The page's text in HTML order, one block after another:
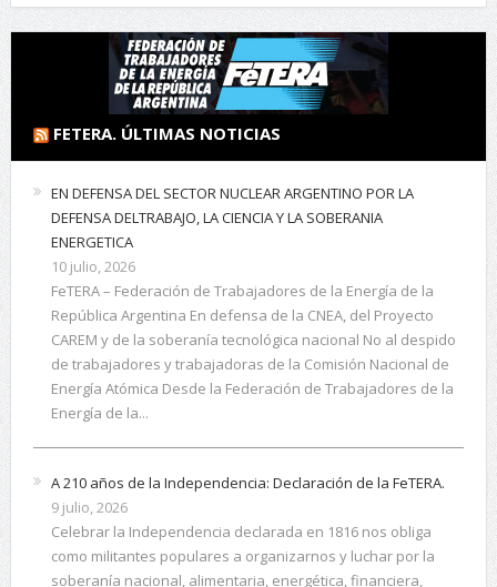
FETERA. ÚLTIMAS NOTICIAS
EN DEFENSA DEL SECTOR NUCLEAR ARGENTINO POR LA
DEFENSA DELTRABAJO, LA CIENCIA Y LA SOBERANIA
ENERGETICA
10 julio, 2026
FeTERA – Federación de Trabajadores de la Energía de la
República Argentina En defensa de la CNEA, del Proyecto
CAREM y de la soberanía tecnológica nacional No al despido
de trabajadores y trabajadoras de la Comisión Nacional de
Energía Atómica Desde la Federación de Trabajadores de la
Energía de la...
A 210 años de la Independencia: Declaración de la FeTERA.
9 julio, 2026
Celebrar la Independencia declarada en 1816 nos obliga
como militantes populares a organizarnos y luchar por la
soberanía nacional, alimentaria, energética, financiera,